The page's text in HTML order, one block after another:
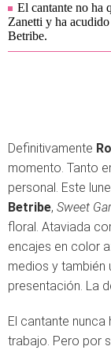
El cantante no ha
Zanetti y ha
Betribe.
Definitivamente
momento. Tanto
personal. Este
Betribe, Sweet
floral. Ataviada
encajes en color
medios y también
presentación. La
El cantante
trabajo. Pero por